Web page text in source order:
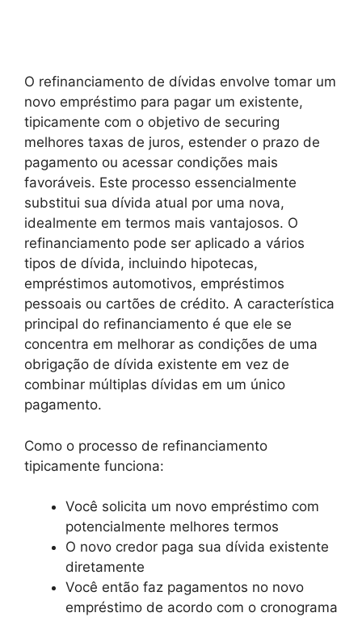
O refinanciamento de dívidas envolve tomar um
novo empréstimo para pagar um existente,
tipicamente com o objetivo de securing
melhores taxas de juros, estender o prazo de
pagamento ou acessar condições mais
favoráveis. Este processo essencialmente
substitui sua dívida atual por uma nova,
idealmente em termos mais vantajosos. O
refinanciamento pode ser aplicado a vários
tipos de dívida, incluindo hipotecas,
empréstimos automotivos, empréstimos
pessoais ou cartões de crédito. A característica
principal do refinanciamento é que ele se
concentra em melhorar as condições de uma
obrigação de dívida existente em vez de
combinar múltiplas dívidas em um único
pagamento.
Como o processo de refinanciamento
tipicamente funciona:
Você solicita um novo empréstimo com
potencialmente melhores termos
O novo credor paga sua dívida existente
diretamente
Você então faz pagamentos no novo
empréstimo de acordo com o cronograma